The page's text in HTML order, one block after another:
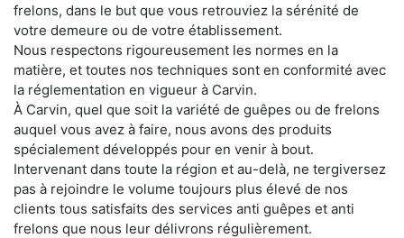
frelons, dans le but que vous retrouviez la sérénité de
votre demeure ou de votre établissement.
Nous respectons rigoureusement les normes en la
matière, et toutes nos techniques sont en conformité avec
la réglementation en vigueur à Carvin.
À Carvin, quel que soit la variété de guêpes ou de frelons
auquel vous avez à faire, nous avons des produits
spécialement développés pour en venir à bout.
Intervenant dans toute la région et au-delà, ne tergiversez
pas à rejoindre le volume toujours plus élevé de nos
clients tous satisfaits des services anti guêpes et anti
frelons que nous leur délivrons régulièrement.